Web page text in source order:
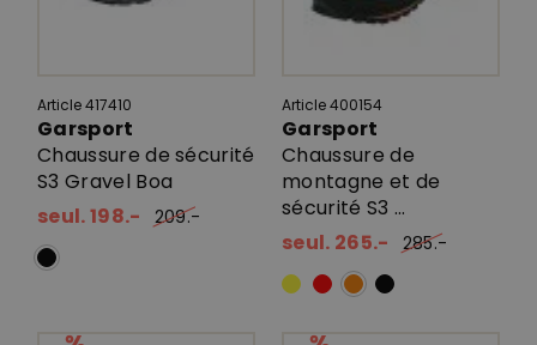
Article 417410
Garsport
Chaussure de sécurité
S3 Gravel Boa
seul. 198.-
209.-
Article 400154
Garsport
Chaussure de
montagne et de
sécurité S3 ...
seul. 265.-
285.-